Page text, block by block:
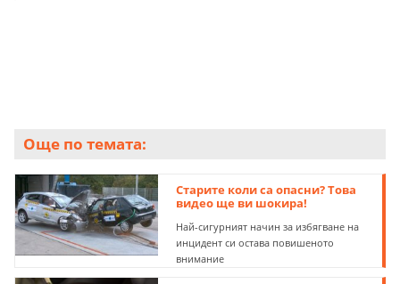
Още по темата:
Старите коли са опасни? Това
видео ще ви шокира!
Най-сигурният начин за избягване на
инцидент си остава повишеното
внимание